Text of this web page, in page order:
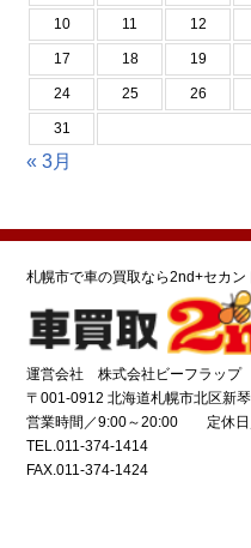
10 11 12
17 18 19
24 25 26
31
« 3月
札幌市で車の買取なら2nd+セカン
運営会社 株式会社ビーフラップ
〒001-0912 北海道札幌市北区新
営業時間／9:00～20:00 定休日
TEL.011-374-1414
FAX.011-374-1424